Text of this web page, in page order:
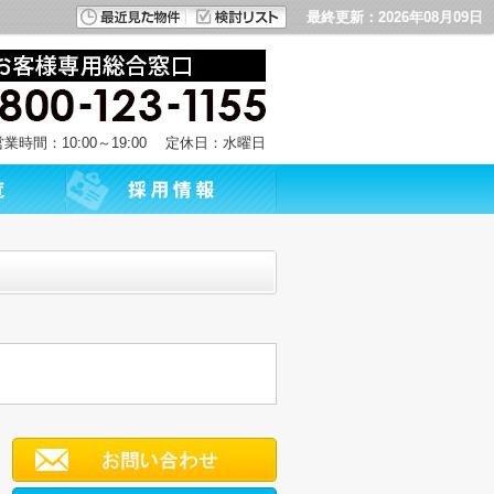
最終更新：2026年08月09日
業時間：10:00～19:00 定休日：水曜日